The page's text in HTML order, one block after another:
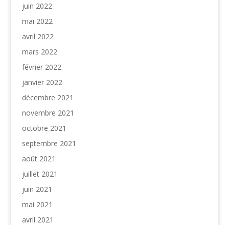
juin 2022
mai 2022
avril 2022
mars 2022
février 2022
janvier 2022
décembre 2021
novembre 2021
octobre 2021
septembre 2021
août 2021
juillet 2021
juin 2021
mai 2021
avril 2021